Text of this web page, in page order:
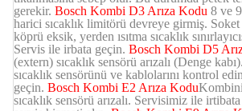
gerekir. Bosch Kombi D3 Arıza Kodu 8 ve
harici sıcaklık limitörü devreye girmiş. Soket
köprü eksik, yerden ısıtma sıcaklık
Servis ile irbata geçin. Bosch Kombi D5
(extern) sıcaklık sensörü arızalı (Denge
sıcaklık sensörünü ve kablolarını kontrol
geçin. Bosch Kombi E2 Arıza Kodu
sıcaklık sensörü arızalı. Servisimiz ile